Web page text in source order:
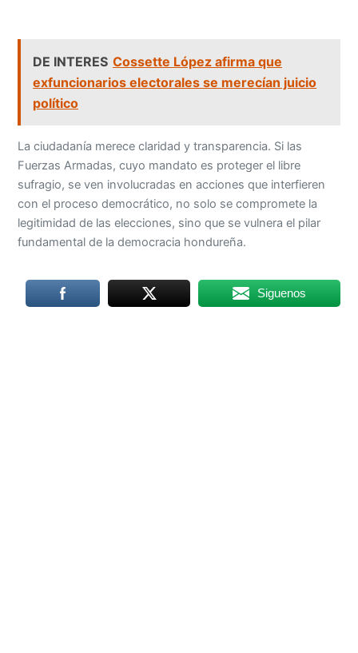
DE INTERES Cossette López afirma que
exfuncionarios electorales se merecían juicio
político
La ciudadanía merece claridad y transparencia. Si las
Fuerzas Armadas, cuyo mandato es proteger el libre
sufragio, se ven involucradas en acciones que interfieren
con el proceso democrático, no solo se compromete la
legitimidad de las elecciones, sino que se vulnera el pilar
fundamental de la democracia hondureña.
Siguenos